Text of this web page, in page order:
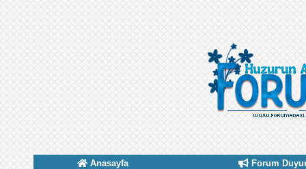
Anasayfa Forum